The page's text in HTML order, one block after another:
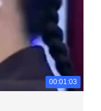
00:01:03